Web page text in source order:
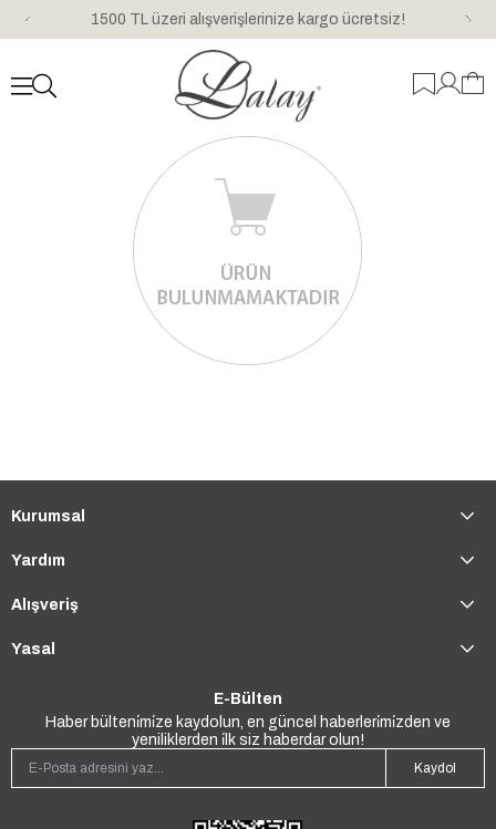
1500 TL üzeri alışverişlerinize kargo ücretsiz!
Kurumsal
Yardım
Alışveriş
Yasal
E-Bülten
Haber bülteni̇mi̇ze kaydolun, en güncel haberleri̇mi̇zden ve
yeniliklerden i̇lk siz haberdar olun!
Kaydol